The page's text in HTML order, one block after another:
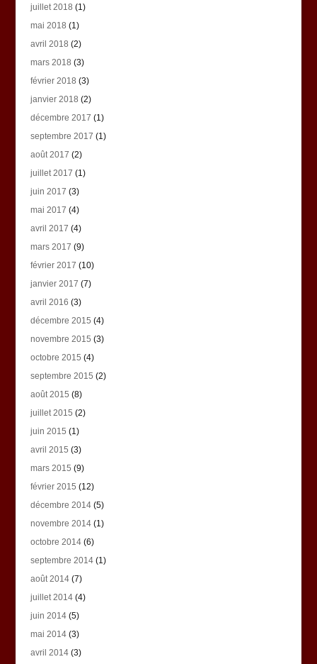
juillet 2018 (1)
mai 2018 (1)
avril 2018 (2)
mars 2018 (3)
février 2018 (3)
janvier 2018 (2)
décembre 2017 (1)
septembre 2017 (1)
août 2017 (2)
juillet 2017 (1)
juin 2017 (3)
mai 2017 (4)
avril 2017 (4)
mars 2017 (9)
février 2017 (10)
janvier 2017 (7)
avril 2016 (3)
décembre 2015 (4)
novembre 2015 (3)
octobre 2015 (4)
septembre 2015 (2)
août 2015 (8)
juillet 2015 (2)
juin 2015 (1)
avril 2015 (3)
mars 2015 (9)
février 2015 (12)
décembre 2014(5)
novembre 2014(1)
octobre 2014(6)
septembre 2014(1)
août 2014(7)
juillet 2014(4)
juin 2014(5)
mai 2014(3)
avril 2014(3)